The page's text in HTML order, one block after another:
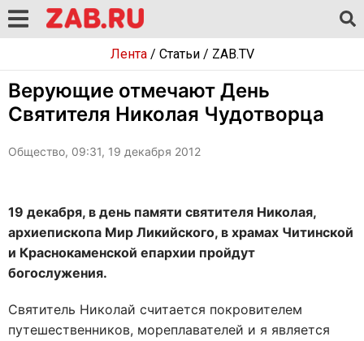
Лента/ Статьи/ ZAB.TV
Верующие отмечают День
Святителя Николая Чудотворца
Общество, 09:31, 19 декабря 2012
19 декабря, в день памяти святителя Николая,
архиепископа Мир Ликийского, в храмах Читинской
и Краснокаменской епархии пройдут
богослужения.
Святитель Николай считается покровителем
путешественников, мореплавателей и я является